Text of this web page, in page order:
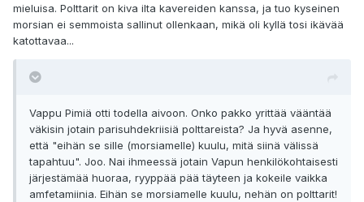
mieluisa. Polttarit on kiva ilta kavereiden kanssa, ja tuo kyseinen
morsian ei semmoista sallinut ollenkaan, mikä oli kyllä tosi ikävää
katottavaa...
Vappu Pimiä otti todella aivoon. Onko pakko yrittää vääntää
väkisin jotain parisuhdekriisiä polttareista? Ja hyvä asenne,
että "eihän se sille (morsiamelle) kuulu, mitä siinä välissä
tapahtuu". Joo. Nai ihmeessä jotain Vapun henkilökohtaisesti
järjestämää huoraa, ryyppää pää täyteen ja kokeile vaikka
amfetamiinia. Eihän se morsiamelle kuulu, nehän on polttarit!